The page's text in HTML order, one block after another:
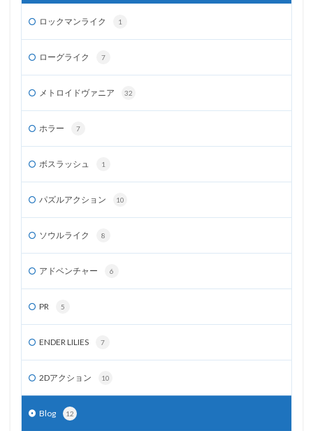
ロックマンライク 1
ローグライク 7
メトロイドヴァニア 32
ホラー 7
ボスラッシュ 1
パズルアクション 10
ソウルライク 8
アドベンチャー 6
PR 5
ENDER LILIES 7
2Dアクション 10
Blog 12